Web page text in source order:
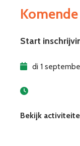
Start
di 1